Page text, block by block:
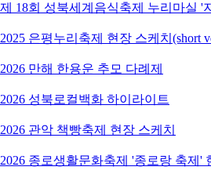
제 18회 성북세계음식축제 누리마실 '
2025 은평누리축제 현장 스케치(short
2026 만해 한용운 추모 다례제
2026 성북로컬백화 하이라이트
2026 관악 책빵축제 현장 스케치
2026 종로생활문화축제 '종로랑 축제'